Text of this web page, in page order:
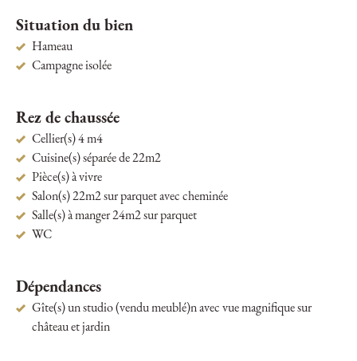
Situation du bien
Hameau
Campagne isolée
Rez de chaussée
Cellier(s) 4 m4
Cuisine(s) séparée de 22m2
Pièce(s) à vivre
Salon(s) 22m2 sur parquet avec cheminée
Salle(s) à manger 24m2 sur parquet
WC
Dépendances
Gîte(s) un studio (vendu meublé)n avec vue magnifique sur
château et jardin